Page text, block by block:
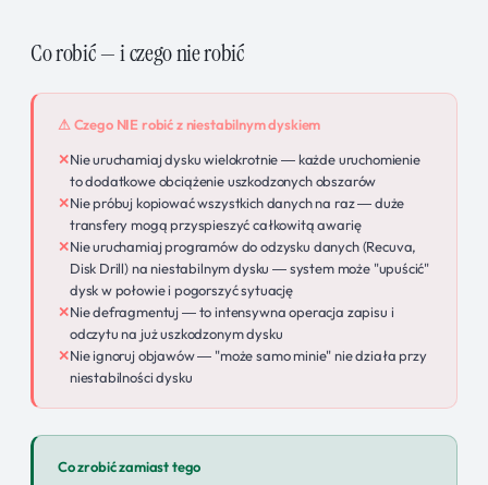
Co robić — i czego nie robić
⚠ Czego NIE robić z niestabilnym dyskiem
Nie uruchamiaj dysku wielokrotnie — każde uruchomienie
to dodatkowe obciążenie uszkodzonych obszarów
Nie próbuj kopiować wszystkich danych na raz — duże
transfery mogą przyspieszyć całkowitą awarię
Nie uruchamiaj programów do odzysku danych (Recuva,
Disk Drill) na niestabilnym dysku — system może "upuścić"
dysk w połowie i pogorszyć sytuację
Nie defragmentuj — to intensywna operacja zapisu i
odczytu na już uszkodzonym dysku
Nie ignoruj objawów — "może samo minie" nie działa przy
niestabilności dysku
Co zrobić zamiast tego